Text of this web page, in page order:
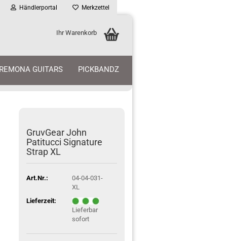
Händlerportal Merkzettel
Ihr Warenkorb
GUITARS PICKBANDZ
GruvGear John
Patitucci Signature
Strap XL
Art.Nr.:
04-04-031-
XL
Lieferzeit:
Lieferbar
sofort